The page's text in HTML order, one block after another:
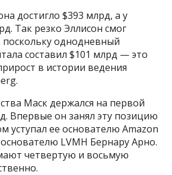
достигло $393 млрд, а у
Так резко Эллисон смог
поскольку однодневный
составил $101 млрд — это
в истории ведения
Маск держался на первой
Впервые он занял эту позицию
уступал ее основателю Amazon
LVMH Бернару Арно.
четвертую и восьмую